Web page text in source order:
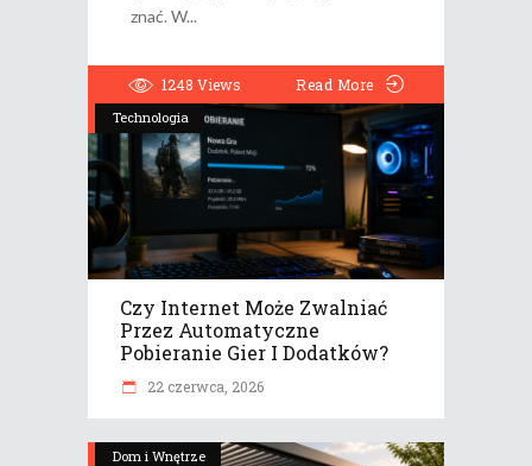
znać. W
1248 Views Read More
Technologia
Czy Internet Może Zwalniać
Przez Automatyczne
Pobieranie Gier I Dodatków?
22 czerwca, 2026
Dom i Wnętrze